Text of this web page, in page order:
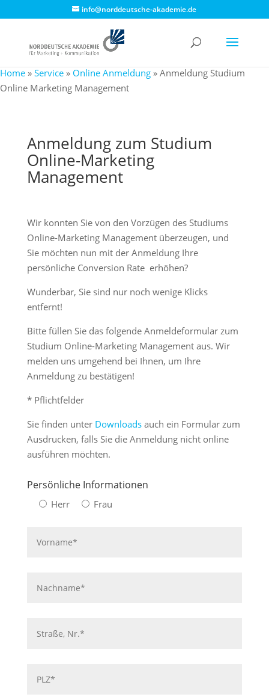
info@norddeutsche-akademie.de
Home » Service » Online Anmeldung » Anmeldung Studium
Online Marketing Management
Anmeldung zum Studium
Online-Marketing
Management
Wir konnten Sie von den Vorzügen des Studiums
Online-Marketing Management überzeugen, und
Sie möchten nun mit der Anmeldung Ihre
persönliche Conversion Rate erhöhen?
Wunderbar, Sie sind nur noch wenige Klicks
entfernt!
Bitte füllen Sie das folgende Anmeldeformular zum
Studium Online-Marketing Management aus. Wir
melden uns umgehend bei Ihnen, um Ihre
Anmeldung zu bestätigen!
* Pflichtfelder
Sie finden unter Downloadsauch ein Formular zum
Ausdrucken, falls Sie die Anmeldung nicht online
ausführen möchten.
Persönliche Informationen
Herr Frau